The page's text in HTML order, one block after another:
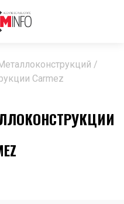
/
Carmez